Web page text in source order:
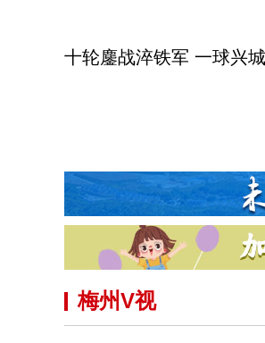
十轮鏖战淬铁军 一球兴城
梅州V视